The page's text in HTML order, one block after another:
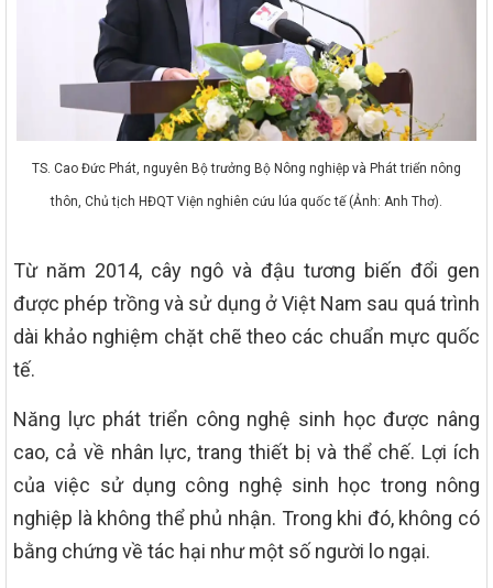
TS. Cao Đức Phát, nguyên Bộ trưởng Bộ Nông nghiệp và Phát triển nông
thôn, Chủ tịch HĐQT Viện nghiên cứu lúa quốc tế (Ảnh: Anh Thơ).
Từ năm 2014, cây ngô và đậu tương biến đổi gen
được phép trồng và sử dụng ở Việt Nam sau quá trình
dài khảo nghiệm chặt chẽ theo các chuẩn mực quốc
tế.
Năng lực phát triển công nghệ sinh học được nâng
cao, cả về nhân lực, trang thiết bị và thể chế. Lợi ích
của việc sử dụng công nghệ sinh học trong nông
nghiệp là không thể phủ nhận. Trong khi đó, không có
bằng chứng về tác hại như một số người lo ngại.